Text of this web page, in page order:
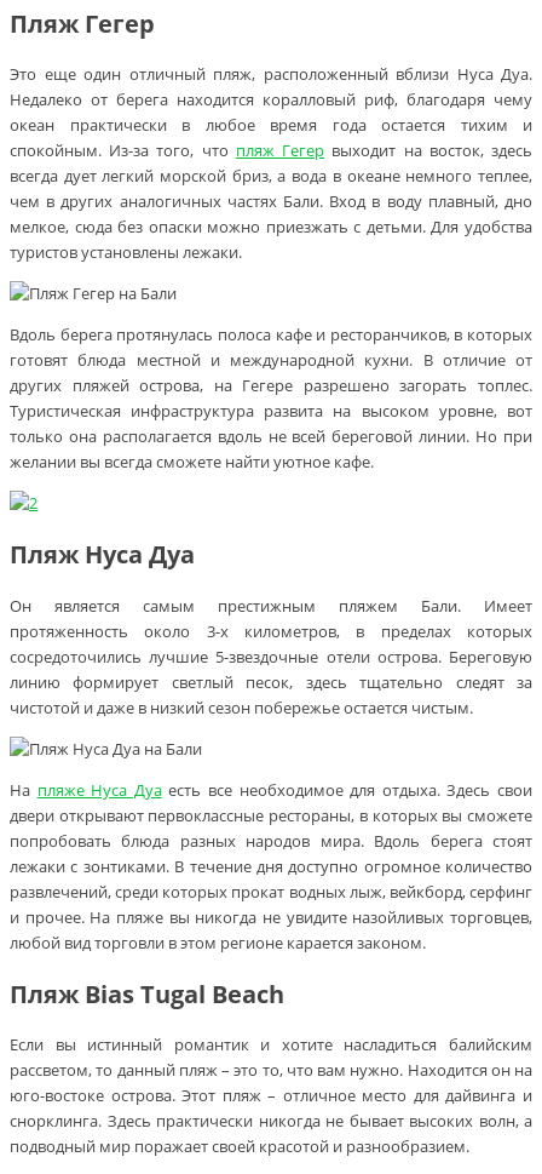
Пляж Гегер
Это еще один отличный пляж, расположенный вблизи Нуса Дуа.
Недалеко от берега находится коралловый риф, благодаря чему
океан практически в любое время года остается тихим и
спокойным. Из-за того, что пляж Гегер выходит на восток, здесь
всегда дует легкий морской бриз, а вода в океане немного теплее,
чем в других аналогичных частях Бали. Вход в воду плавный, дно
мелкое, сюда без опаски можно приезжать с детьми. Для удобства
туристов установлены лежаки.
Вдоль берега протянулась полоса кафе и ресторанчиков, в которых
готовят блюда местной и международной кухни. В отличие от
других пляжей острова, на Гегере разрешено загорать топлес.
Туристическая инфраструктура развита на высоком уровне, вот
только она располагается вдоль не всей береговой линии. Но при
желании вы всегда сможете найти уютное кафе.
Пляж Нуса Дуа
Он является самым престижным пляжем Бали. Имеет
протяженность около 3-х километров, в пределах которых
сосредоточились лучшие 5-звездочные отели острова. Береговую
линию формирует светлый песок, здесь тщательно следят за
чистотой и даже в низкий сезон побережье остается чистым.
На пляже Нуса Дуаесть все необходимое для отдыха. Здесь свои
двери открывают первоклассные рестораны, в которых вы сможете
попробовать блюда разных народов мира. Вдоль берега стоят
лежаки с зонтиками. В течение дня доступно огромное количество
развлечений, среди которых прокат водных лыж, вейкборд, серфинг
и прочее. На пляже вы никогда не увидите назойливых торговцев,
любой вид торговли в этом регионе карается законом.
Пляж Bias Tugal Beach
Если вы истинный романтик и хотите насладиться балийским
рассветом, то данный пляж – это то, что вам нужно. Находится он на
юго-востоке острова. Этот пляж – отличное место для дайвинга и
снорклинга. Здесь практически никогда не бывает высоких волн, а
подводный мир поражает своей красотой и разнообразием.